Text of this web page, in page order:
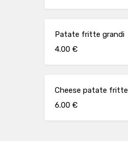
Patate fritte grandi
4.00 €
Cheese patate fritte
6.00 €